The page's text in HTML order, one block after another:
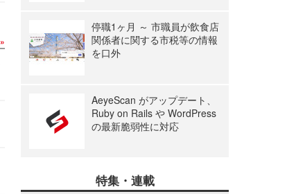
停職1ヶ月 ～ 市職員が飲食店
関係者に関する市税等の情報
を口外
AeyeScan がアップデート、
Ruby on Rails や WordPress
の最新脆弱性に対応
特集・連載